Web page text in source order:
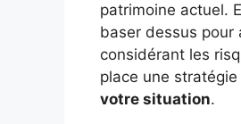
patrimoine actuel.
baser dessus pour
considérant les
place une
votre situation.